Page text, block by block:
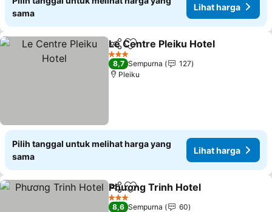
sama
Lihat harga
BagikanTambahkan ke favorit
Le Centre Pleiku Hotel
3 Bintang
8,7 Sempurna
127
Pleiku
Pilih tanggal untuk melihat harga yang
sama
Lihat harga
BagikanTambahkan ke favorit
Phương Trinh Hotel
3 Bintang
8,6 Sempurna
60